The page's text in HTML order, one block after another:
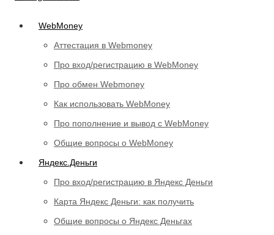
WebMoney
Аттестация в Webmoney
Про вход/регистрацию в WebMoney
Про обмен Webmoney
Как использовать WebMoney
Про пополнение и вывод с WebMoney
Общие вопросы о WebMoney
Яндекс.Деньги
Про вход/регистрацию в Яндекс Деньги
Карта Яндекс Деньги: как получить
Общие вопросы о Яндекс Деньгах